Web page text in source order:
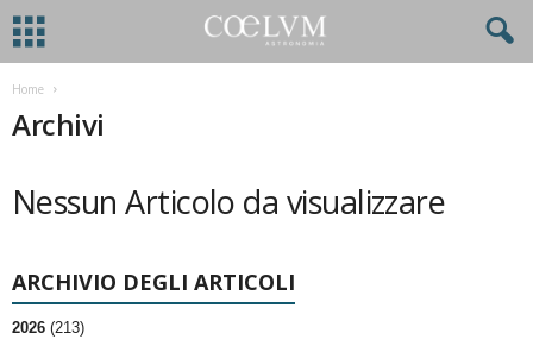
Home
Archivi
Nessun Articolo da visualizzare
ARCHIVIO DEGLI ARTICOLI
2026 (213)